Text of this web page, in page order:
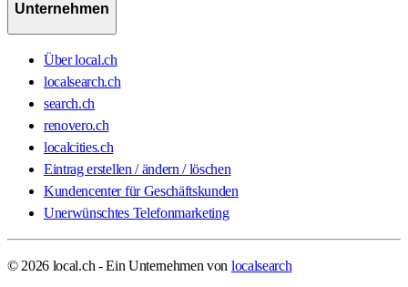
Unternehmen
Über local.ch
localsearch.ch
search.ch
renovero.ch
localcities.ch
Eintrag erstellen / ändern / löschen
Kundencenter für Geschäftskunden
Unerwünschtes Telefonmarketing
© 2026 local.ch - Ein Unternehmen von localsearch